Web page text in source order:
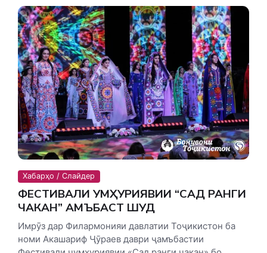
Хабарҳо / Слайдер
ФЕСТИВАЛИ ҶУМҲУРИЯВИИ “САД РАНГИ
ЧАКАН” ҶАМЪБАСТ ШУД
Имрӯз дар Филармонияи давлатии Тоҷикистон ба
номи Акашариф Ҷӯраев даври ҷамъбастии